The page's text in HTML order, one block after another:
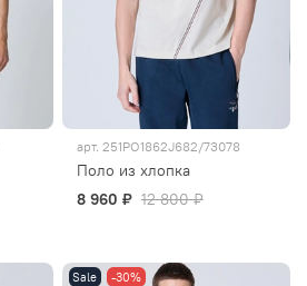
арт. 251PO1862J682/73078
Поло из хлопка
8 960 ₽ 12 800 ₽
Sale -30%